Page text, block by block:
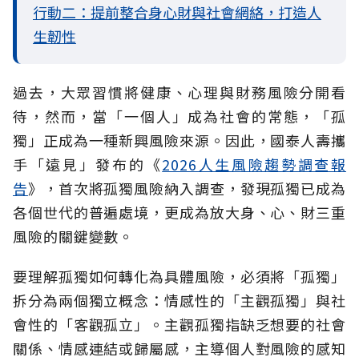
行動二：提前整合身心財與社會網絡，打造人
生韌性
過去，大眾習慣將健康、心理與財務風險分開看
待，然而，當「一個人」成為社會的常態，「孤
獨」正成為一種新興風險來源。因此，國泰人壽攜
手「遠見」發布的《2026人生風險趨勢調查報
告》，首次將孤獨風險納入調查，發現孤獨已成為
各個世代的普遍處境，更成為放大身、心、財三重
風險的關鍵變數。
要理解孤獨如何轉化為具體風險，必須將「孤獨」
拆分為兩個獨立概念：情感性的「主觀孤獨」與社
會性的「客觀孤立」。主觀孤獨指缺乏想要的社會
關係、情感連結或歸屬感，主導個人對風險的感知